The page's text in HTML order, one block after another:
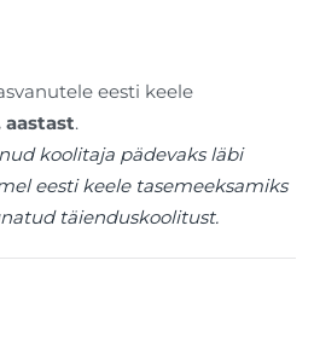
eesti keele
aastast.
koolitaja pädevaks läbi
eesti keele tasemeeksamiks
täienduskoolitust.